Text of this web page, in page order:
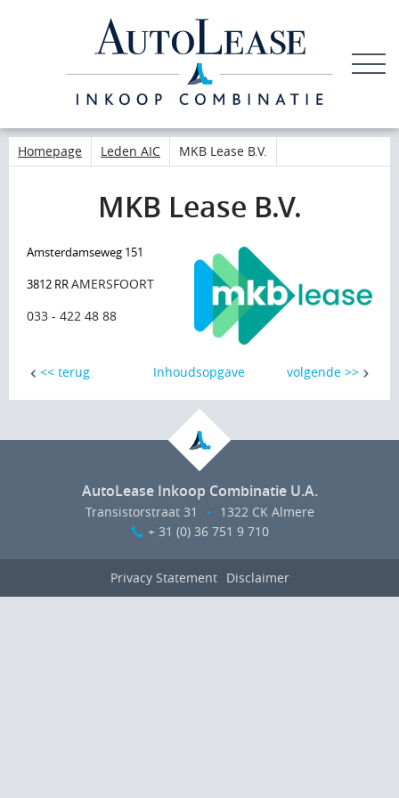
LEDEN
Homepage Leden AIC MKB Lease B.V.
MKB Lease B.V.
Amsterdamseweg 151
3812 RR AMERSFOORT
033 - 422 48 88
<< terug Inhoudsopgave volgende >>
AutoLease Inkoop Combinatie U.A.
Transistorstraat 31 •
1322 CK Almere
+ 31 (0) 36 751 9 710
Privacy Statement Disclaimer